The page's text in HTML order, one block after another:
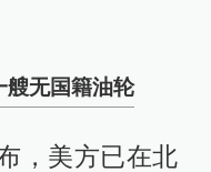
艘无国籍油轮
，美方已在北